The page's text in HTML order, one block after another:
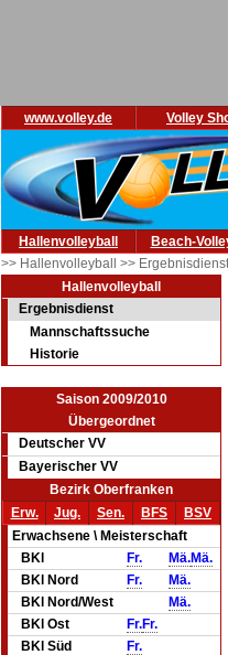
www.volley.de Volley
Hallenvolleyball Beach-
>> Hallenvolleyball >> Ergebnisdienst
Hallenvolleyball
Ergebnisdienst
Mannschaftssuche
Historie
Saison 2009/2010
Übergeordnet
Deutscher VV
Bayerischer VV
Bezirk Oberfranken
Erw.
Jug. Sen. BFS
BSV
Erwachsene \ Meisterschaft
BKl
Fr. Mä.Mä.
BKl Nord
Fr.
Mä.
BKl Nord/West
Mä.
BKl Ost
Fr.Fr.
BKl Süd
Fr.